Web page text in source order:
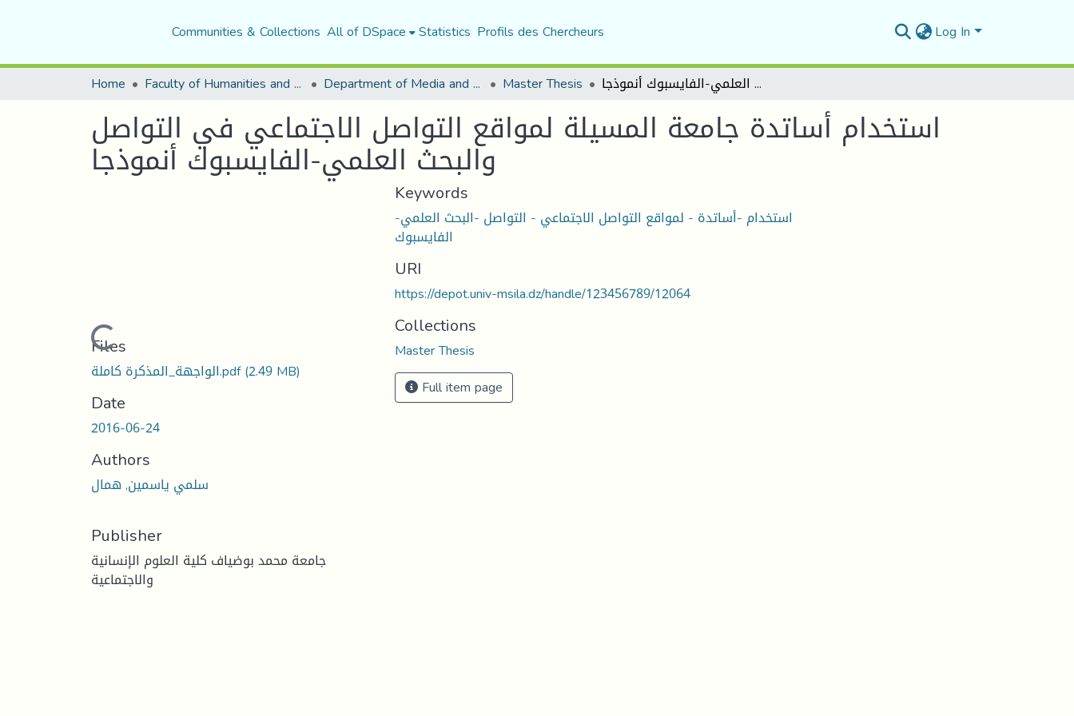
Communities & Collections All of DSpace Statistics Profils des Chercheurs Log In
Home Faculty of Humanities and Social Sciences Department of Media and Communication Studies Master Thesis استخدام أساتدة جامعة المسيلة لمواقع التواصل الاجتماعي في التواصل والبحث العلمي-الفايسبوك أنموذجا
استخدام أساتدة جامعة المسيلة لمواقع التواصل الاجتماعي في التواصل
والبحث العلمي-الفايسبوك أنموذجا
Loading...
Files
الواجهة_المذكرة كاملة.pdf(2.49 MB)
Date
2016-06-24
Authors
سلمي ياسمين, همال
Publisher
جامعة محمد بوضياف كلية العلوم الإنسانية
والاجتماعية
Keywords
استخدام -أساتدة - لمواقع التواصل الاجتماعي - التواصل -البحث العلمي-
الفايسبوك
URI
https://depot.univ-msila.dz/handle/123456789/12064
Collections
Master Thesis
Full item page